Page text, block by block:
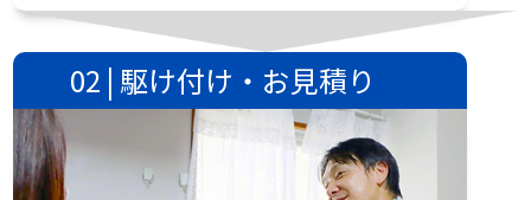
02 | 駆け付け・お見積り